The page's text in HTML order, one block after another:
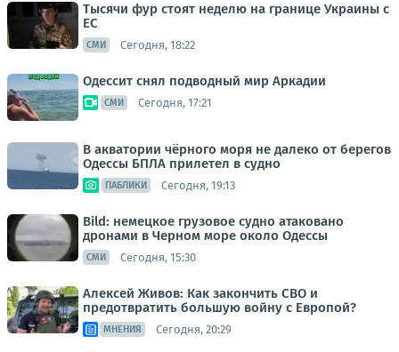
Тысячи фур стоят неделю на границе Украины с
ЕС
СМИ Сегодня, 18:22
Одессит снял подводный мир Аркадии
СМИ Сегодня, 17:21
В акватории чёрного моря не далеко от берегов
Одессы БПЛА прилетел в судно
ПАБЛИКИ Сегодня, 19:13
Bild: немецкое грузовое судно атаковано
дронами в Черном море около Одессы
СМИ Сегодня, 15:30
Алексей Живов: Как закончить СВО и
предотвратить большую войну с Европой?
МНЕНИЯ Сегодня, 20:29